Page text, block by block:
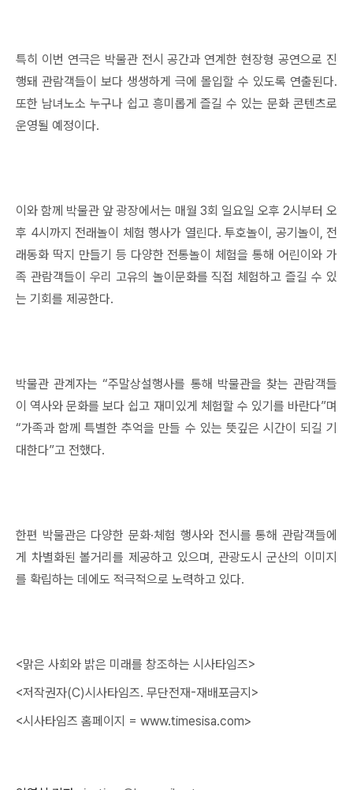
특히 이번 연극은 박물관 전시 공간과 연계한 현장형 공연으로 진
행돼 관람객들이 보다 생생하게 극에 몰입할 수 있도록 연출된다.
또한 남녀노소 누구나 쉽고 흥미롭게 즐길 수 있는 문화 콘텐츠로
운영될 예정이다.
이와 함께 박물관 앞 광장에서는 매월 3회 일요일 오후 2시부터 오
후 4시까지 전래놀이 체험 행사가 열린다. 투호놀이, 공기놀이, 전
래동화 딱지 만들기 등 다양한 전통놀이 체험을 통해 어린이와 가
족 관람객들이 우리 고유의 놀이문화를 직접 체험하고 즐길 수 있
는 기회를 제공한다.
박물관 관계자는 “주말상설행사를 통해 박물관을 찾는 관람객들
이 역사와 문화를 보다 쉽고 재미있게 체험할 수 있기를 바란다”며
“가족과 함께 특별한 추억을 만들 수 있는 뜻깊은 시간이 되길 기
대한다”고 전했다.
한편 박물관은 다양한 문화·체험 행사와 전시를 통해 관람객들에
게 차별화된 볼거리를 제공하고 있으며, 관광도시 군산의 이미지
를 확립하는 데에도 적극적으로 노력하고 있다.
<맑은 사회와 밝은 미래를 창조하는 시사타임즈>
<저작권자(C)시사타임즈. 무단전재-재배포금지>
<시사타임즈 홈페이지 = www.timesisa.com>